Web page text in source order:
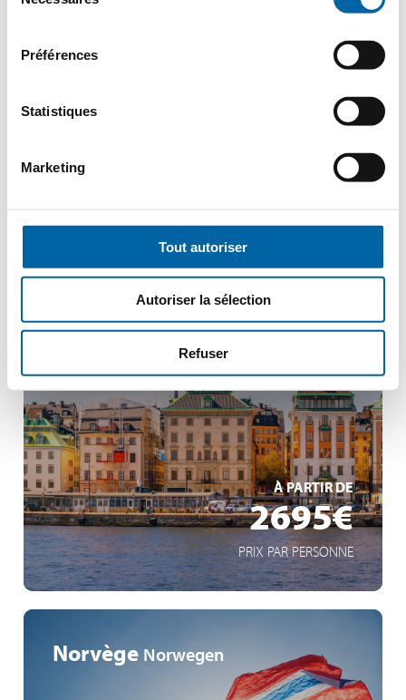
Préférences
Statistiques
Marketing
Tout autoriser
Autoriser la sélection
Refuser
À PARTIR DE
4195€
Danemark
À PARTIR DE
2695€
PRIX PAR PERSONNE
Über Nacht in Stockholm
8 Länder in 11 Tagen
Kulturhauptstädte Europas
EN SAVOIR +
Norvège Norwegen